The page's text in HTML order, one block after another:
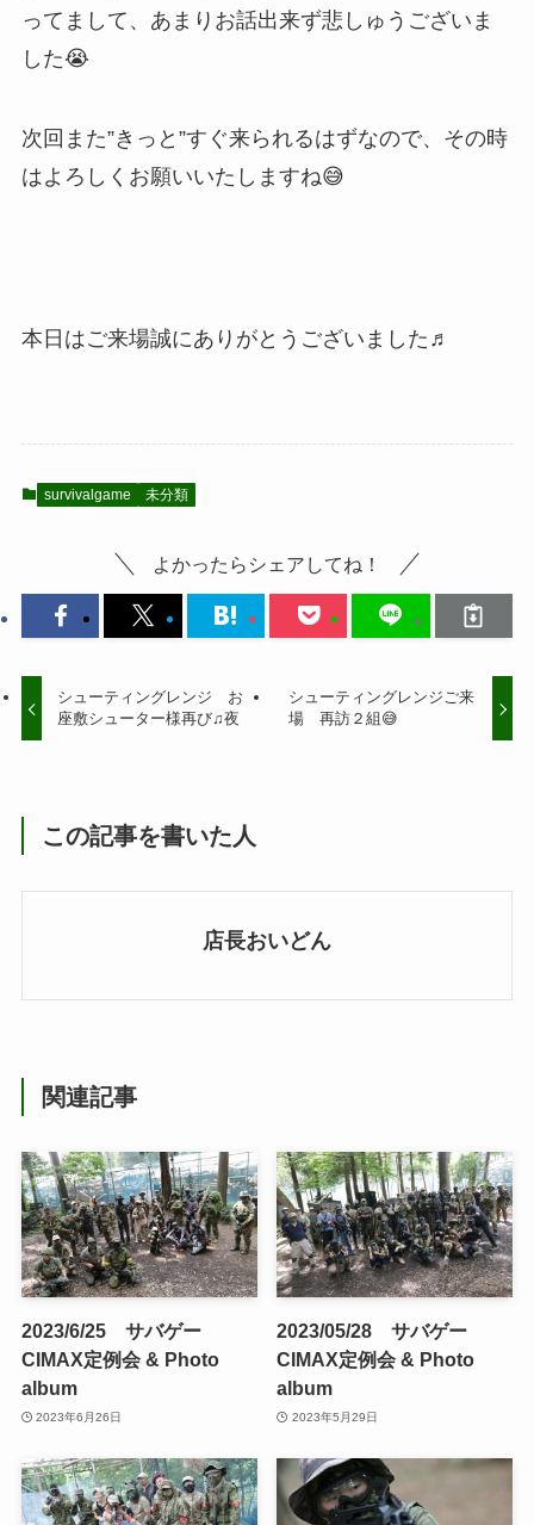
ってまして、あまりお話出来ず悲しゅうございま
した😭
次回また”きっと”すぐ来られるはずなので、その時
はよろしくお願いいたしますね😅
本日はご来場誠にありがとうございました♬
survivalgame 未分類
よかったらシェアしてね！
シューティングレンジ お
座敷シューター様再び♫夜
シューティングレンジご来
場 再訪２組😅
この記事を書いた人
店長おいどん
関連記事
2023/6/25 サバゲー
CIMAX定例会 & Photo
album
2023年6月26日
2023/05/28 サバゲー
CIMAX定例会 & Photo
album
2023年5月29日